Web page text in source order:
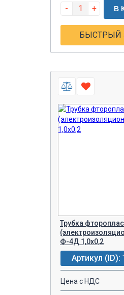
- + В
БЫСТРЫЙ
Трубка
Ф-4Д 1,0х0,2
Артикул (ID):
Цена с НДС